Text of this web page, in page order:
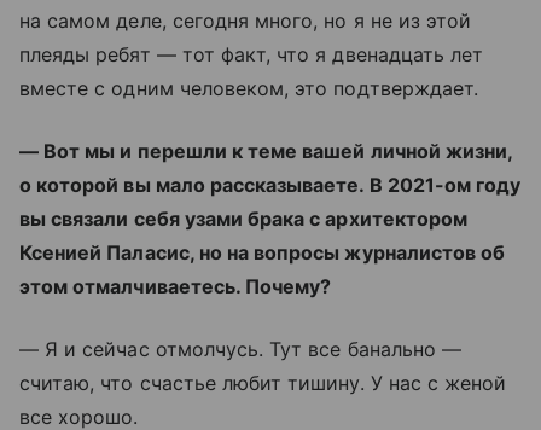
на самом деле, сегодня много, но я не из этой
плеяды ребят — тот факт, что я двенадцать лет
вместе с одним человеком, это подтверждает.
— Вот мы и перешли к теме вашей личной жизни,
о которой вы мало рассказываете. В 2021-ом году
вы связали себя узами брака с архитектором
Ксенией Паласис, но на вопросы журналистов об
этом отмалчиваетесь. Почему?
— Я и сейчас отмолчусь. Тут все банально —
считаю, что счастье любит тишину. У нас с женой
все хорошо.